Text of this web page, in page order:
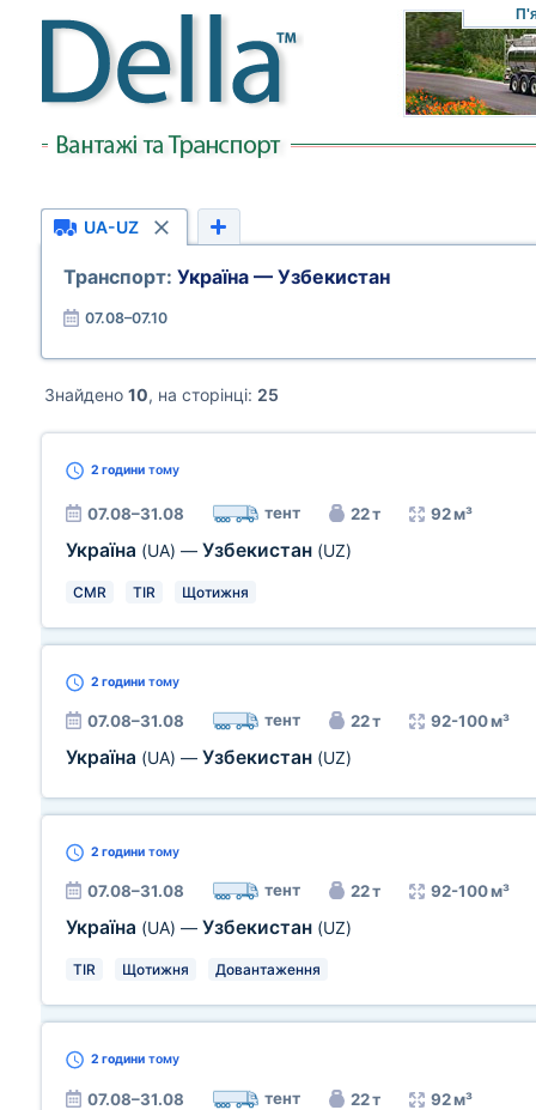
UA-UZ
Транспорт: Україна — Узбекистан
07.08–07.10
Знайдено 10, на сторінці: 25
2 години тому
07.08–31.08 тент 22 т 92 м³
Україна (UA) — Узбекистан (UZ)
CMR TIR Щотижня
2 години тому
07.08–31.08 тент 22 т 92-100 м³
Україна (UA) — Узбекистан (UZ)
2 години тому
07.08–31.08 тент 22 т 92-100 м³
Україна (UA) — Узбекистан (UZ)
TIR Щотижня Довантаження
2 години тому
07.08–31.08 тент 22 т 92 м³